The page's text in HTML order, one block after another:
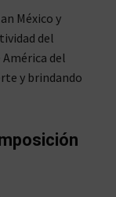
México y
del
del
y brindando